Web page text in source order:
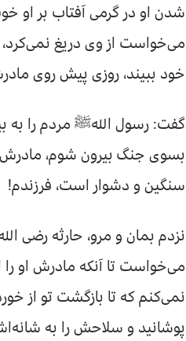
شدن او در گرمی آفتاب بر او
می‌خواست از وی دریغ نمی‌كرد،
خود ببیند، روزی پیش روی
گفت: رسول اللهﷺ مردم را به
بسوی جنگ بیرون شوم، مادرش
سنگین و دشوار است، فرزندم!
نزدم بمان و مرو، حارثه رضی
می‌خواست تا آنكه مادرش او را
نمی‌كنم كه تا بازگشت تو از
پوشانید و سلاحش را به